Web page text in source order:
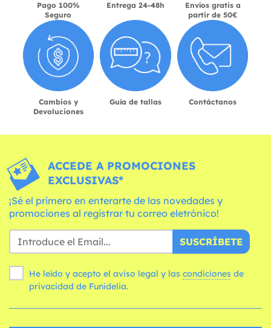
Pago 100%
Seguro
Entrega 24-48h
Envíos gratis a
partir de 50€
Cambios y
Devoluciones
Guía de tallas Contáctanos
ACCEDE A PROMOCIONES
EXCLUSIVAS*
¡Sé el primero en enterarte de las novedades y
promociones al registrar tu correo eletrónico!
SUSCRÍBETE
He leído y acepto el aviso legal y las condiciones
privacidad de Funidelia.